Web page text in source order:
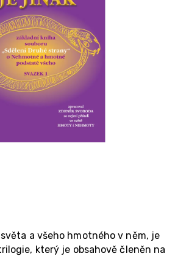
a všeho hmotného v něm, je
který je obsahově členěn na